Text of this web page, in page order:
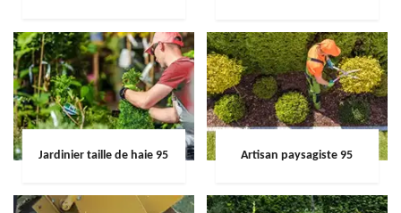
Jardinier taille de haie 95 Artisan paysagiste 95